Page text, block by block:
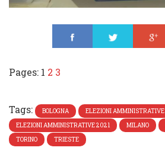
Pages: 1 2 3
Tags: BOLOGNA
ELEZIONI AMMINISTRATIVE
ELEZIONI AMMINISTRATIVE 2021
MILANO
TORINO
TRIESTE